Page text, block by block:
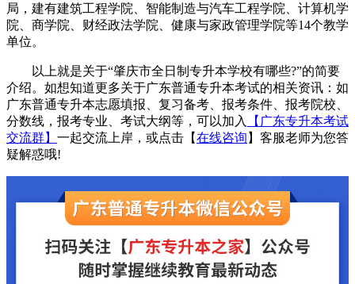
局，建有建筑工程学院、智能制造与汽车工程学院、计算机学
院、商学院、财经政法学院、健康与家政管理学院等14个教学
单位。
以上就是关于“肇庆市全日制专升本学校有哪些?”的简要
介绍。如想知道更多关于广东普通专升本考试的相关资讯：如
广东普通专升本志愿填报、复习备考、报考条件、报考院校、
分数线，报考专业、考试大纲等，可以加入
【广东专升本考试
交流群】 一起交流上岸，或点击【在线咨询 】客服老师为您答
疑解惑哦!